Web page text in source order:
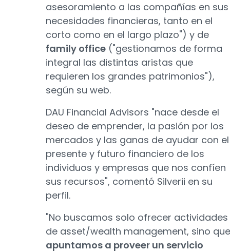
asesoramiento a las compañías en sus
necesidades financieras, tanto en el
corto como en el largo plazo") y de
family office ("gestionamos de forma
integral las distintas aristas que
requieren los grandes patrimonios"),
según su web.
DAU Financial Advisors "nace desde el
deseo de emprender, la pasión por los
mercados y las ganas de ayudar con el
presente y futuro financiero de los
individuos y empresas que nos confíen
sus recursos", comentó Silverii en su
perfil.
"No buscamos solo ofrecer actividades
de asset/wealth management, sino que
apuntamos a proveer un servicio